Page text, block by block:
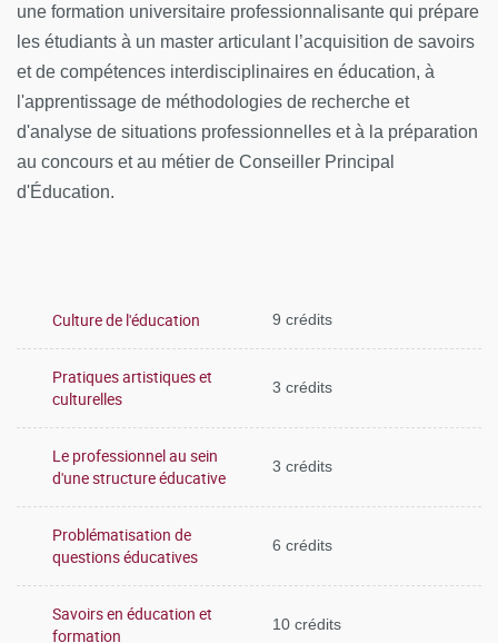
de l'année de M2, l'étudiant.e peut se présenter aux
épreuves du concours de recrutement de CPE. S'il/elle est
lauréat.e du concours et obtient son M2 MEEF, il/elle sera
nommé.e en qualité de CPE stagiaire sur un poste en
responsabilité à temps complet.
cours ont lieu le lundi, mardi et mercredi en M2 et le
l'université Paris Cité le lundi en M2 et le vendredi en M1
et dans les locaux de l’INSPE (site Batignolles ou Molitor)
(le mardi et mercredi en M2 et le jeudi et vendredi en M1).
une formation universitaire professionnalisante qui prépare
les étudiants à un master articulant l’acquisition de savoirs
et de compétences interdisciplinaires en éducation, à
l'apprentissage de méthodologies de recherche et
d'analyse de situations professionnelles et à la préparation
au concours et au métier de Conseiller Principal
d'Éducation.
Culture de l'éducation 9 crédits
Pratiques artistiques et
culturelles
3 crédits
Le professionnel au sein
d'une structure éducative
3 crédits
Problématisation de
questions éducatives
6 crédits
Savoirs en éducation et
formation
10 crédits